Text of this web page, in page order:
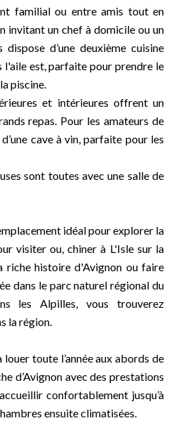
familial ou entre amis tout en
invitant un chef à domicile ou un
d’une deuxième cuisine
l'aile est, parfaite pour prendre le
piscine.
et intérieures offrent un
repas. Pour les amateurs de
cave à vin, parfaite pour les
sont toutes avec une salle de
idéal pour explorer la
visiter ou, chiner à L'Isle sur la
riche histoire d'Avignon ou faire
dans le parc naturel régional du
les Alpilles, vous trouverez
la région.
toute l’année aux abords de
d’Avignon avec des prestations
confortablement jusqu’à
ensuite climatisées.